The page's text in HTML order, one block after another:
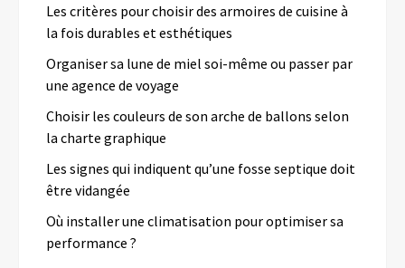
Les critères pour choisir des armoires de cuisine à
la fois durables et esthétiques
Organiser sa lune de miel soi-même ou passer par
une agence de voyage
Choisir les couleurs de son arche de ballons selon
la charte graphique
Les signes qui indiquent qu’une fosse septique doit
être vidangée
Où installer une climatisation pour optimiser sa
performance ?